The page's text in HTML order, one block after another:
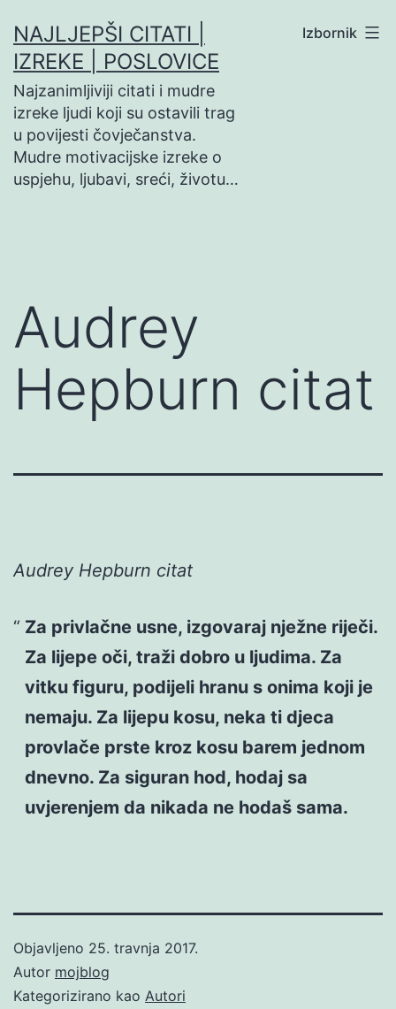
na
sadržaj
NAJLJEPŠI CITATI |
IZREKE | POSLOVICE
Najzanimljiviji citati i mudre
izreke ljudi koji su ostavili trag
u povijesti čovječanstva.
Mudre motivacijske izreke o
uspjehu, ljubavi, sreći, životu…
Izbornik
Audrey
Hepburn citat
Audrey Hepburn citat
Za privlačne usne, izgovaraj nježne riječi.
Za lijepe oči, traži dobro u ljudima. Za
vitku figuru, podijeli hranu s onima koji je
nemaju. Za lijepu kosu, neka ti djeca
provlače prste kroz kosu barem jednom
dnevno. Za siguran hod, hodaj sa
uvjerenjem da nikada ne hodaš sama.
Objavljeno 25. travnja 2017.
Autor mojblog
Kategorizirano kao Autori